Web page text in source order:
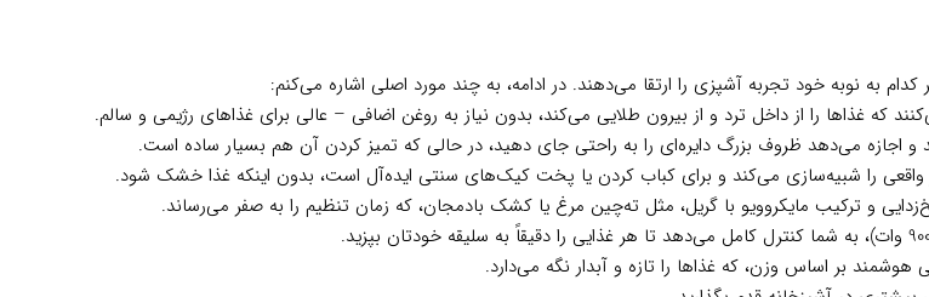
کدام به نوبه خود تجربه آشپزی را ارتقا می‌دهند. در ادامه، به چند مورد اصلی اشاره می‌کنم:
که غذاها را از داخل ترد و از بیرون طلایی می‌کند، بدون نیاز به روغن اضافی – عالی برای غذاهای رژیمی و سالم.
را شبیه‌سازی می‌کند و برای کباب کردن یا پخت کیک‌های سنتی ایده‌آل است، بدون اینکه غذا خشک شود.
بر اساس وزن، که غذاها را تازه و آبدار نگه می‌دارد.